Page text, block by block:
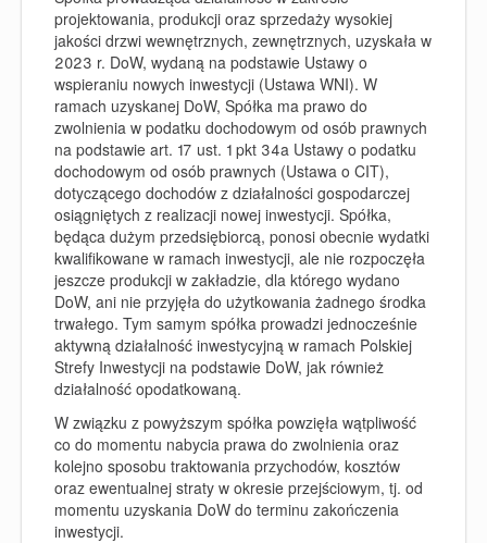
projektowania, produkcji oraz sprzedaży wysokiej
jakości drzwi wewnętrznych, zewnętrznych, uzyskała w
2023 r. DoW, wydaną na podstawie Ustawy o
wspieraniu nowych inwestycji (Ustawa WNI). W
ramach uzyskanej DoW, Spółka ma prawo do
zwolnienia w podatku dochodowym od osób prawnych
na podstawie art. 17 ust. 1 pkt 34a Ustawy o podatku
dochodowym od osób prawnych (Ustawa o CIT),
dotyczącego dochodów z działalności gospodarczej
osiągniętych z realizacji nowej inwestycji. Spółka,
będąca dużym przedsiębiorcą, ponosi obecnie wydatki
kwalifikowane w ramach inwestycji, ale nie rozpoczęła
jeszcze produkcji w zakładzie, dla którego wydano
DoW, ani nie przyjęła do użytkowania żadnego środka
trwałego. Tym samym spółka prowadzi jednocześnie
aktywną działalność inwestycyjną w ramach Polskiej
Strefy Inwestycji na podstawie DoW, jak również
działalność opodatkowaną.
W związku z powyższym spółka powzięła wątpliwość
co do momentu nabycia prawa do zwolnienia oraz
kolejno sposobu traktowania przychodów, kosztów
oraz ewentualnej straty w okresie przejściowym, tj. od
momentu uzyskania DoW do terminu zakończenia
inwestycji.